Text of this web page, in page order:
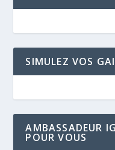
SIMULEZ VOS
AMBASSADEUR
POUR VOUS